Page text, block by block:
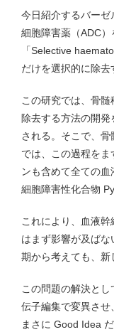
今日紹介するバー
細胞障害薬（ADC
「Selective
だけを選択的に除去
この研究では、骨
除去する方法の開
される。そこで、
では、この過程を
ンも含めて全ての
細胞障害性化合物
これにより、血液
はまず影響が及ば
期から考えても、
この問題の解決と
伝子編集で変異さ
まさに Good Idea